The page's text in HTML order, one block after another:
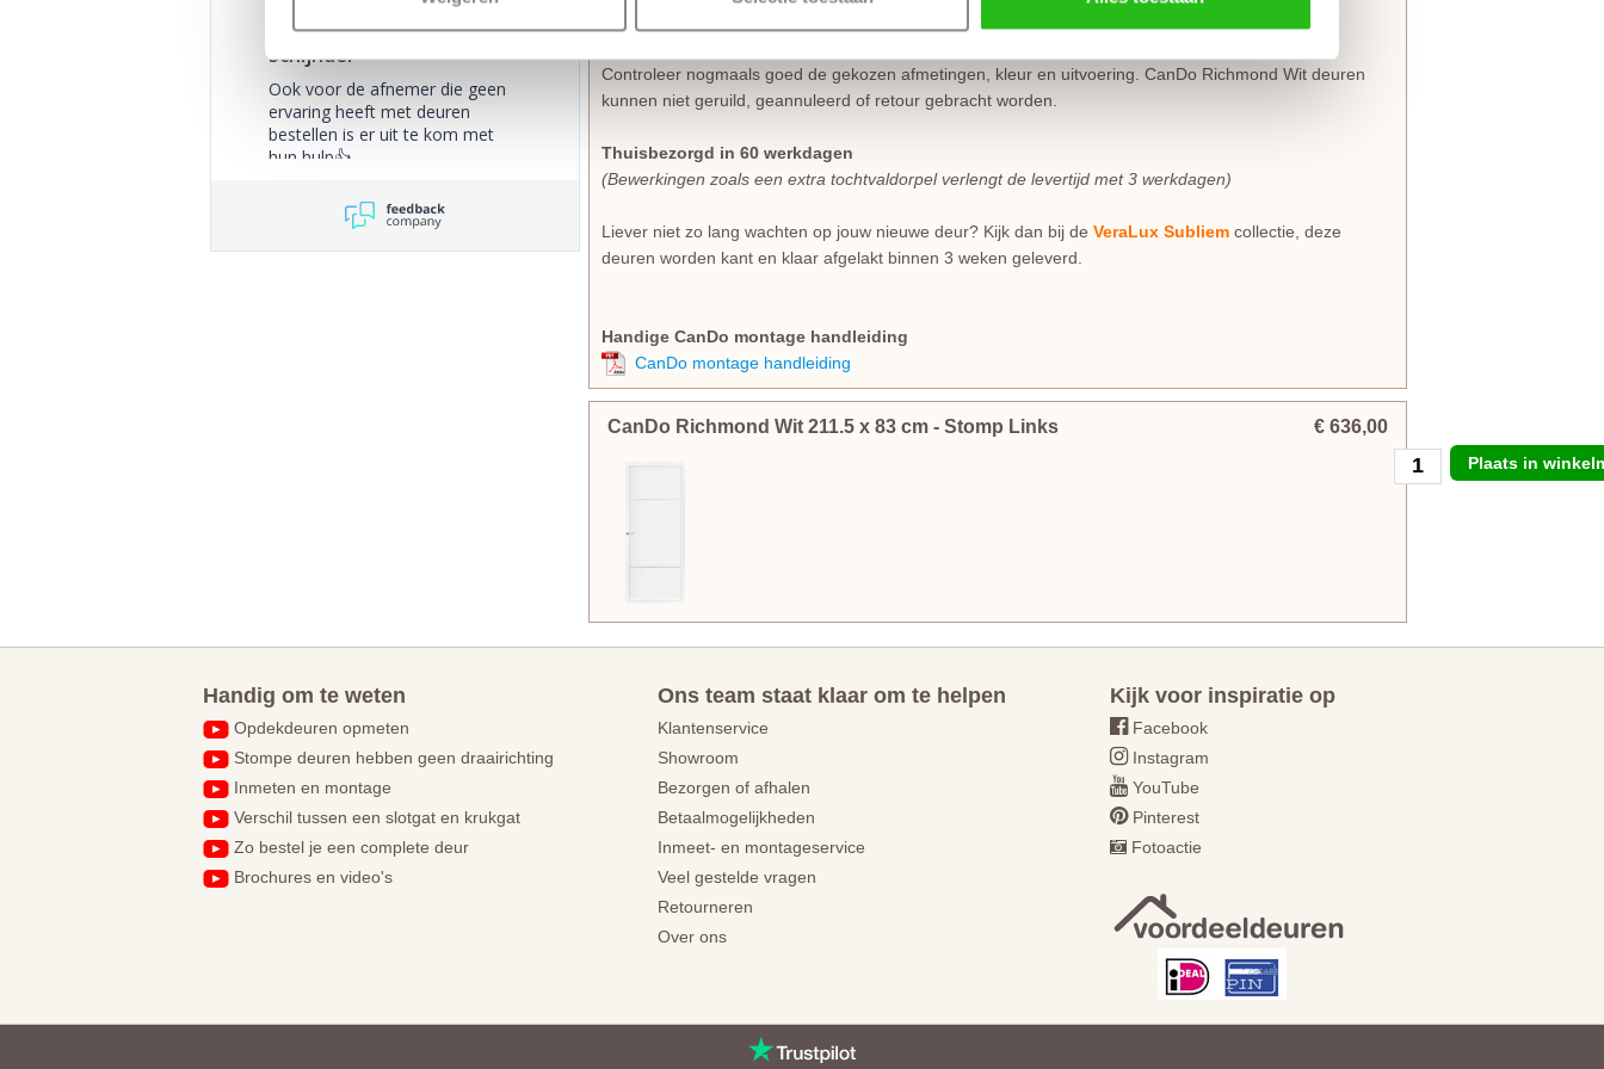
/10 Strack van
Schijndel
Ook voor de afnemer die geen
ervaring heeft met deuren
bestellen is er uit te kom met
hun hulp👍
Controleer nogmaals goed de gekozen afmetingen, kleur en uitvoering. CanDo Richmond Wit deuren
kunnen niet geruild, geannuleerd of retour gebracht worden.
Thuisbezorgd in 60 werkdagen
(Bewerkingen zoals een extra tochtvaldorpel verlengt de levertijd met 3 werkdagen)
Liever niet zo lang wachten op jouw nieuwe deur? Kijk dan bij de VeraLux Subliem collectie, deze
deuren worden kant en klaar afgelakt binnen 3 weken geleverd.
Handige CanDo montage handleiding
CanDo montage handleiding
CanDo Richmond Wit 211.5 x 83 cm - Stomp Links € 636,00
Plaats in
Handig om te weten
Opdekdeuren opmeten
Stompe deuren hebben geen draairichting
Inmeten en montage
Verschil tussen een slotgat en krukgat
Zo bestel je een complete deur
Brochures en video's
Ons team staat klaar om te helpen
Klantenservice
Showroom
Bezorgen of afhalen
Betaalmogelijkheden
Inmeet- en montageservice
Veel gestelde vragen
Retourneren
Over ons
Kijk voor inspiratie op
Facebook
Instagram
YouTube
Pinterest
Fotoactie